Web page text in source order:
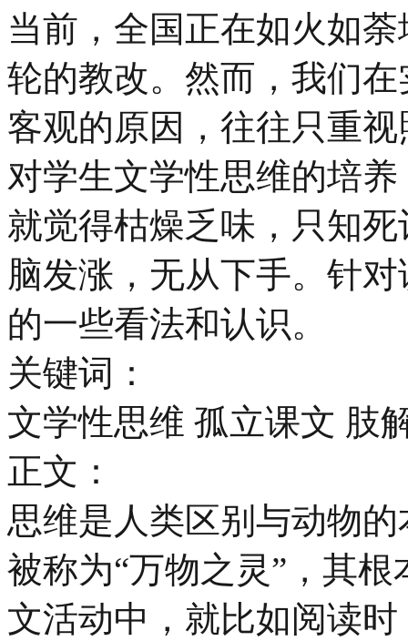
当前，全国正在如火如
轮的教改。然而，我们
客观的原因，往往只重
对学生文学性思维的培
就觉得枯燥乏味，只知
脑发涨，无从下手。针
的一些看法和认识。
关键词：
文学性思维 孤立课文 肢
正文：
思维是人类区别与动物
被称为“万物之灵”，其
文活动中，就比如阅读